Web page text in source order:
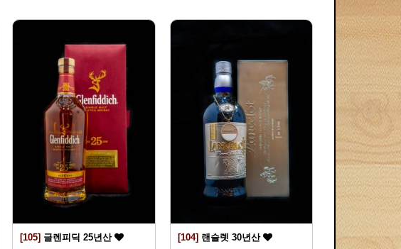
[105] 글렌피딕 25년산 [104] 랜슬렛 30년산